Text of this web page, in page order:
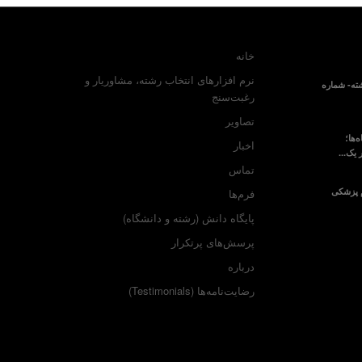
شماره
یک...
پزشکی
خانه
نرم افزارهای انتخاب رشته، مشاوریار و
رغبت‌سنج
تصاویر
اخبار
تماس
فرم‌ها
پایگاه دانش (رشته و دانشگاه)
پرسش‌های پرتکرار
درباره
رضایت‌نامه‌ها (Testimonials)